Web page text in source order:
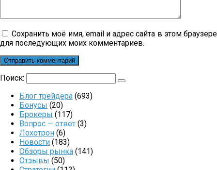
Сохранить моё имя, email и адрес сайта в этом браузере
для последующих моих комментариев.
Поиск:
Блог трейдера (693)
Бонусы (20)
Брокеры (117)
Вопрос — ответ (3)
Лохотрон (6)
Новости (183)
Обзоры рынка (141)
Отзывы (50)